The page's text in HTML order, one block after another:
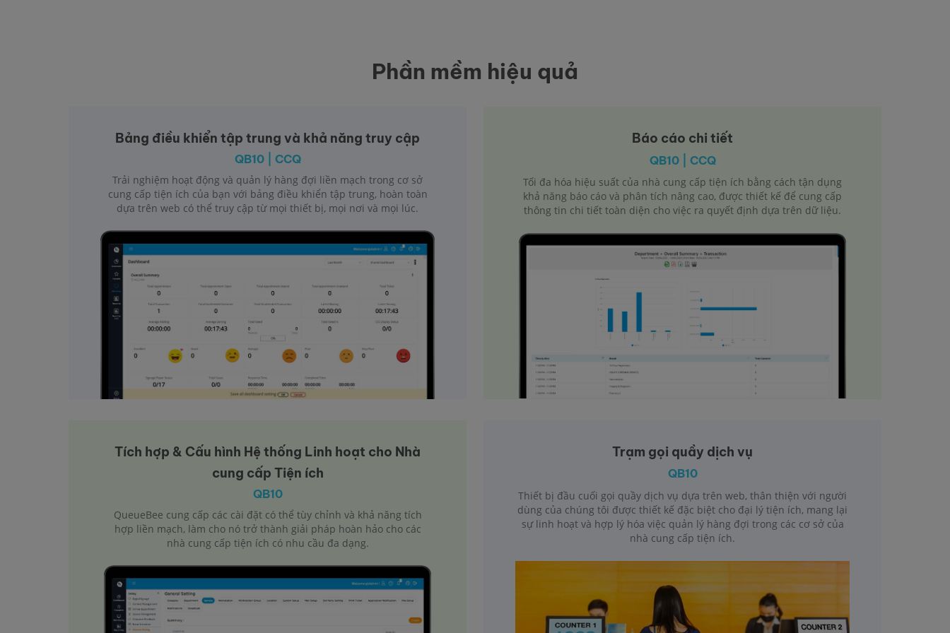
Phần mềm hiệu quả
Bảng điều khiển tập trung và khả năng truy cập
QB10 | CCQ
Trải nghiệm hoạt động và quản lý hàng đợi liền mạch trong cơ sở
cung cấp tiện ích của bạn với bảng điều khiển tập trung, hoàn toàn
dựa trên web có thể truy cập từ mọi thiết bị, mọi nơi và mọi lúc.
Báo cáo chi tiết
QB10 | CCQ
Tối đa hóa hiệu suất của nhà cung cấp tiện ích bằng cách tận dụng
khả năng báo cáo và phân tích nâng cao, được thiết kế để cung cấp
thông tin chi tiết toàn diện cho việc ra quyết định dựa trên dữ liệu.
Tích hợp & Cấu hình Hệ thống Linh hoạt cho Nhà
cung cấp Tiện ích
QB10
QueueBee cung cấp các cài đặt có thể tùy chỉnh và khả năng tích
hợp liền mạch, làm cho nó trở thành giải pháp hoàn hảo cho các
nhà cung cấp tiện ích có nhu cầu đa dạng.
Trạm gọi quầy dịch vụ
QB10
Thiết bị đầu cuối gọi quầy dịch vụ dựa trên web, thân thiện với người
dùng của chúng tôi được thiết kế đặc biệt cho đại lý tiện ích, mang lại
sự linh hoạt và hợp lý hóa việc quản lý hàng đợi trong các cơ sở của
nhà cung cấp tiện ích.